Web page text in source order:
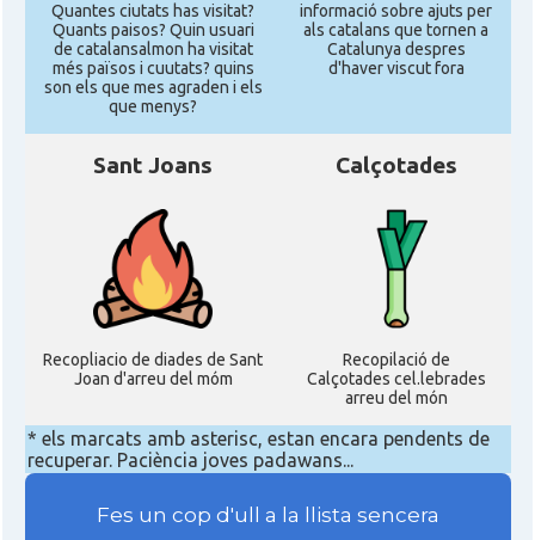
Quantes ciutats has visitat?
Quants paisos? Quin usuari
de catalansalmon ha visitat
més països i cuutats? quins
son els que mes agraden i els
que menys?
informació sobre ajuts per
als catalans que tornen a
Catalunya despres
d'haver viscut fora
Sant Joans
Recopliacio de diades de Sant
Joan d'arreu del móm
Calçotades
Recopilació de
Calçotades cel.lebrades
arreu del món
* els marcats amb asterisc, estan encara pendents de
recuperar. Paciència joves padawans...
Fes un cop d'ull a la llista sencera